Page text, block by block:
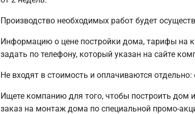
Производство необходимых работ будет
Информацию о цене постройки дома, тарифы на
задать по телефону, который указан на сайте
Не входят в стоимость и оплачиваются
Ищете компанию для того, чтобы построить
заказ на монтаж дома по специальной промо-